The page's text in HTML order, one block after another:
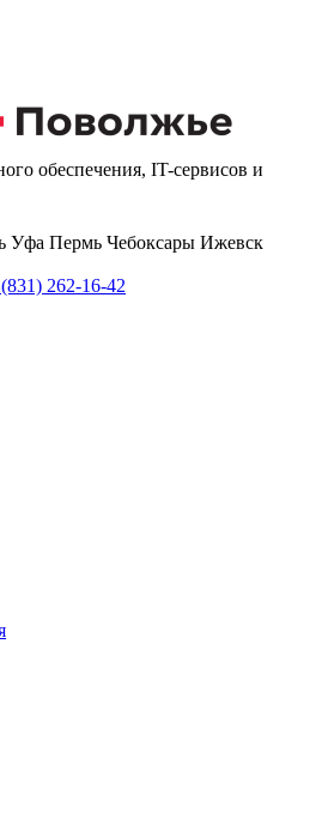
обеспечения, IT-сервисов и
Уфа Пермь Чебоксары Ижевск
262-16-42